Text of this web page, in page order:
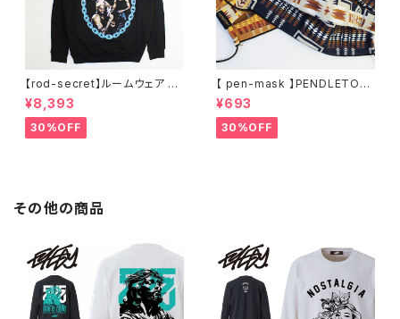
【rod-secret】ルームウェア フ
ーディー アーティスト バンド ア
ウトドア RODMAN BRAND ロ
ッドマンブランド Dennis Rod
man RODAMAN SECRET H
¥8,393
30%OFF
【 pen-mask 】PENDLETON
ペンドルトン ファッションマス
ク アウトドア フリーサイズ アウ
トドア 通勤 通学 通気性 マスク
乾燥しない 蒸れない
¥693
30%OFF
その他の商品